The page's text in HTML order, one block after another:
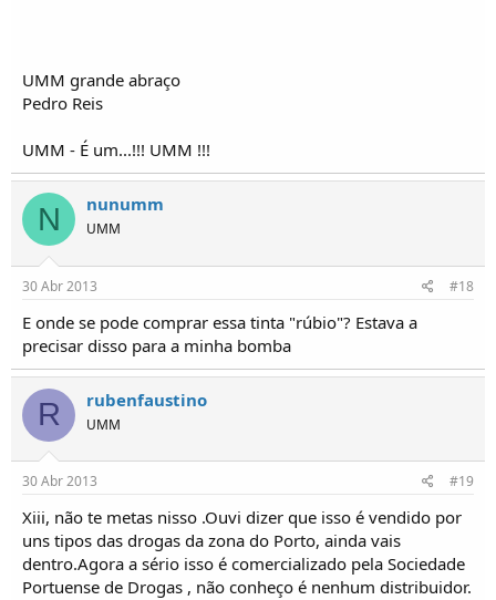
UMM grande abraço
Pedro Reis
UMM - É um...!!! UMM !!!
N nunumm
UMM
30 Abr 2013 #18
E onde se pode comprar essa tinta "rúbio"? Estava a
precisar disso para a minha bomba
R rubenfaustino
UMM
30 Abr 2013 #19
Xiii, não te metas nisso .Ouvi dizer que isso é vendido por
uns tipos das drogas da zona do Porto, ainda vais
dentro.Agora a sério isso é comercializado pela Sociedade
Portuense de Drogas , não conheço é nenhum distribuidor.